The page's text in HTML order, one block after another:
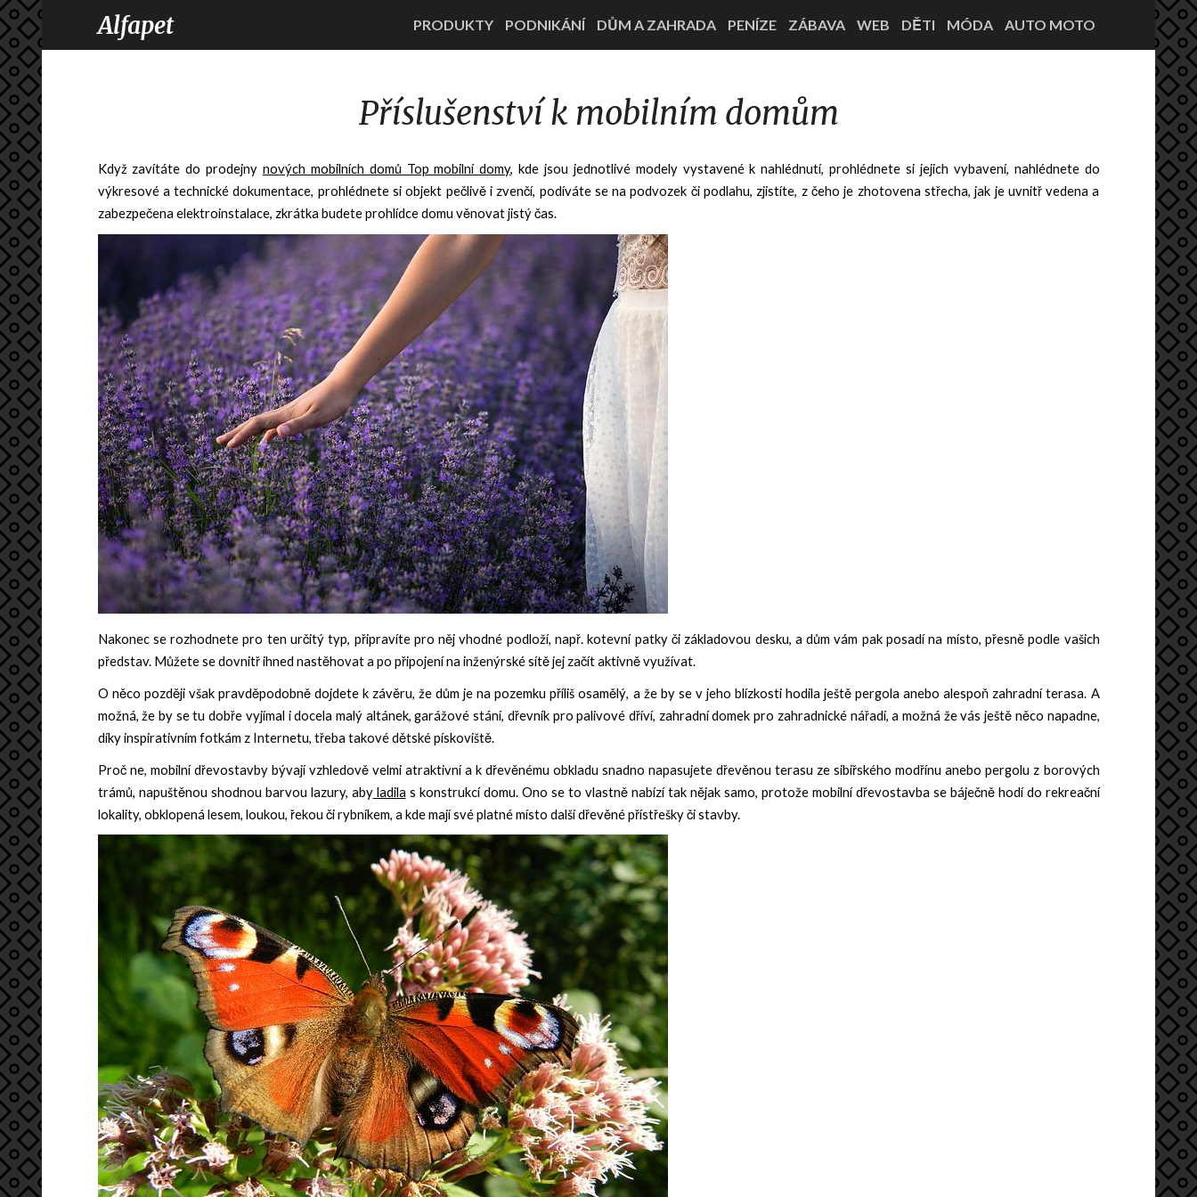
Alfapet PRODUKTY PODNIKÁNÍ DŮM A ZAHRADA PENÍZE ZÁBAVA WEB DĚTI MÓDA AUTO MOTO
Příslušenství k mobilním domům
Když zavítáte do prodejny nových mobilních domů Top mobilní domy, kde jsou jednotlivé modely vystavené k nahlédnutí, prohlédnete si jejich vybavení, nahlédnete do
výkresové a technické dokumentace, prohlédnete si objekt pečlivě i zvenčí, podíváte se na podvozek či podlahu, zjistíte, z čeho je zhotovena střecha, jak je uvnitř vedena a
zabezpečena elektroinstalace, zkrátka budete prohlídce domu věnovat jistý čas.
Nakonec se rozhodnete pro ten určitý typ, připravíte pro něj vhodné podloží, např. kotevní patky či základovou desku, a dům vám pak posadí na místo, přesně podle vašich
představ. Můžete se dovnitř ihned nastěhovat a po připojení na inženýrské sítě jej začít aktivně využívat.
O něco později však pravděpodobně dojdete k závěru, že dům je na pozemku příliš osamělý, a že by se v jeho blízkosti hodila ještě pergola anebo alespoň zahradní terasa. A
možná, že by se tu dobře vyjímal i docela malý altánek, garážové stání, dřevník pro palivové dříví, zahradní domek pro zahradnické nářadí, a možná že vás ještě něco napadne,
díky inspirativním fotkám z Internetu, třeba takové dětské pískoviště.
Proč ne, mobilní dřevostavby bývají vzhledově velmi atraktivní a k dřevěnému obkladu snadno napasujete dřevěnou terasu ze sibiřského modřínu anebo pergolu z borových
trámů, napuštěnou shodnou barvou lazury, abyladila s konstrukcí domu. Ono se to vlastně nabízí tak nějak samo, protože mobilní dřevostavba se báječně hodí do rekreační
lokality, obklopená lesem, loukou, řekou či rybníkem, a kde mají své platné místo další dřevěné přístřešky či stavby.